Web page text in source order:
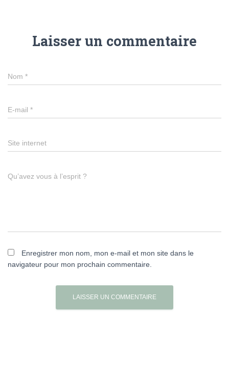
Laisser un commentaire
Nom *
E-mail *
Site internet
Qu’avez vous à l’esprit ?
Enregistrer mon nom, mon e-mail et mon site dans le
navigateur pour mon prochain commentaire.